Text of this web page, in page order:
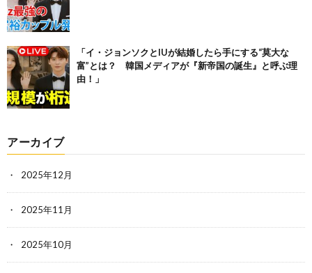
「イ・ジョンソクとIUが結婚したら手にする“莫大な
富”とは？ 韓国メディアが『新帝国の誕生』と呼ぶ理
由！」
アーカイブ
2025年12月
2025年11月
2025年10月